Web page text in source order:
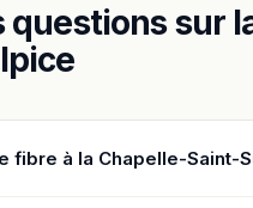
questions sur
fibre à la Chapelle-Saint-